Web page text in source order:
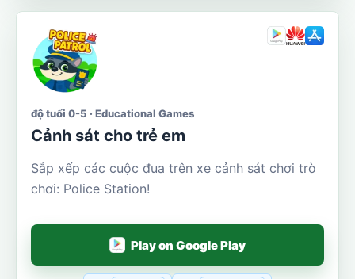
độ tuổi 0-5 · Educational Games
Cảnh sát cho trẻ em
Sắp xếp các cuộc đua trên xe cảnh sát chơi trò
chơi: Police Station!
Play on Google Play